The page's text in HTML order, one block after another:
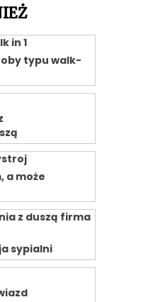
typu walk-
a może
sypialni